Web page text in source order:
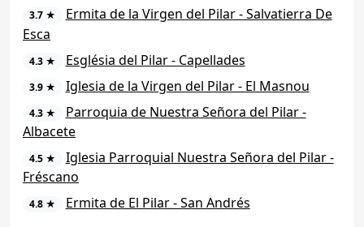
3.7 ★
Ermita de la Virgen del Pilar - Salvatierra De
Esca
4.3 ★ Església del Pilar - Capellades
3.9 ★ Iglesia de la Virgen del Pilar - El Masnou
4.3 ★
Parroquia de Nuestra Señora del Pilar -
Albacete
4.5 ★
Iglesia Parroquial Nuestra Señora del Pilar -
Fréscano
4.8 ★ Ermita de El Pilar - San Andrés